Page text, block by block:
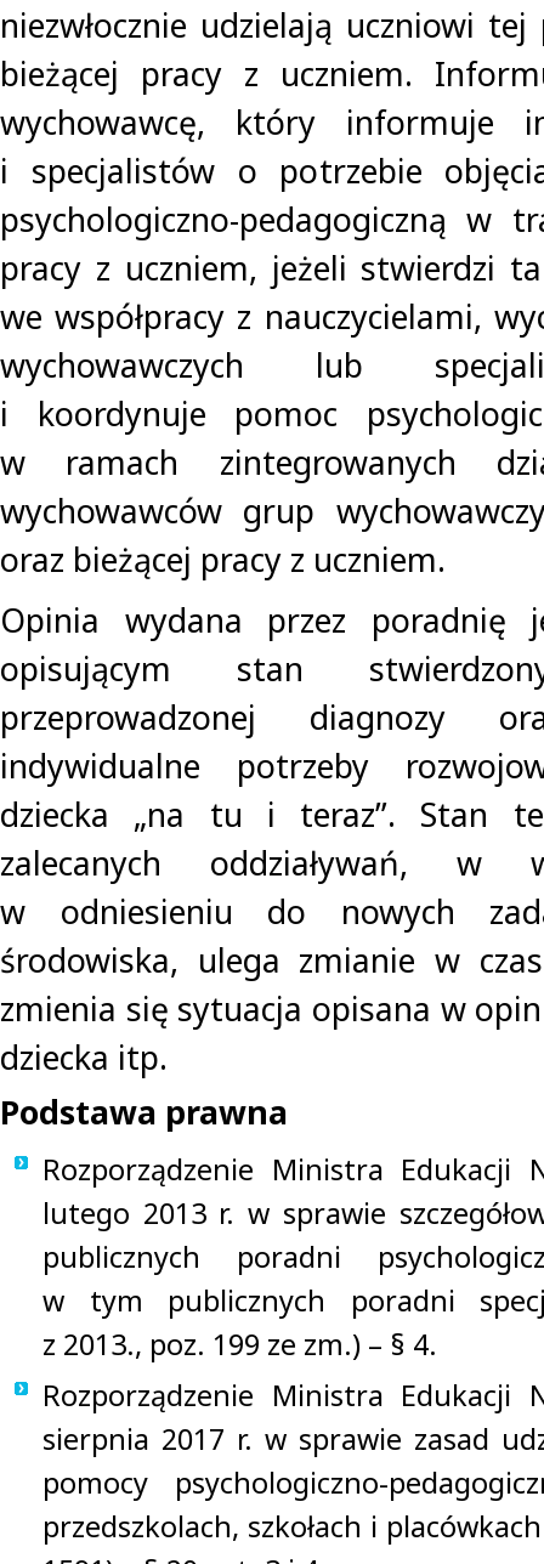
niezwłocznie udzielają uczniowi
bieżącej pracy z uczniem.
wychowawcę, który informuje
i specjalistów o potrzebie
psychologiczno-pedagogiczną w
pracy z uczniem, jeżeli stwierdzi
we współpracy z nauczycielami,
wychowawczych lub
i koordynuje pomoc
w ramach zintegrowanych
wychowawców grup
oraz bieżącej pracy z uczniem.
Opinia wydana przez poradnię
opisującym stan
przeprowadzonej diagnozy
indywidualne potrzeby
dziecka „na tu i teraz”. Stan
zalecanych oddziaływań, w
w odniesieniu do nowych
środowiska, ulega zmianie w
zmienia się sytuacja opisana w
dziecka itp.
Podstawa prawna
Rozporządzenie Ministra Edukacji
lutego 2013 r. w sprawie
publicznych poradni
w tym publicznych poradni
z 2013., poz. 199 ze zm.) – § 4.
Rozporządzenie Ministra Edukacji
sierpnia 2017 r. w sprawie zasad
pomocy psychologiczno-
przedszkolach, szkołach i